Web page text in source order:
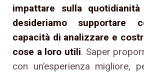
impattare sulla
desideriamo supportare
capacità di analizzare e
cose a loro utili. Saper
con un’esperienza migliore,